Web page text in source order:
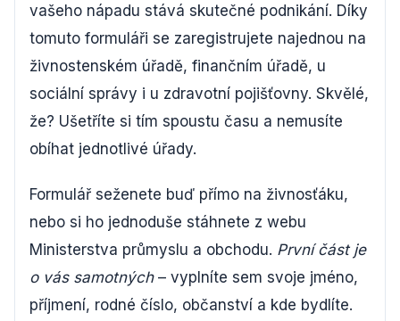
vašeho nápadu stává skutečné podnikání. Díky
tomuto formuláři se zaregistrujete najednou na
živnostenském úřadě, finančním úřadě, u
sociální správy i u zdravotní pojišťovny. Skvělé,
že? Ušetříte si tím spoustu času a nemusíte
obíhat jednotlivé úřady.
Formulář seženete buď přímo na živnosťáku,
nebo si ho jednoduše stáhnete z webu
Ministerstva průmyslu a obchodu. První část je
o vás samotných– vyplníte sem svoje jméno,
příjmení, rodné číslo, občanství a kde bydlíte.